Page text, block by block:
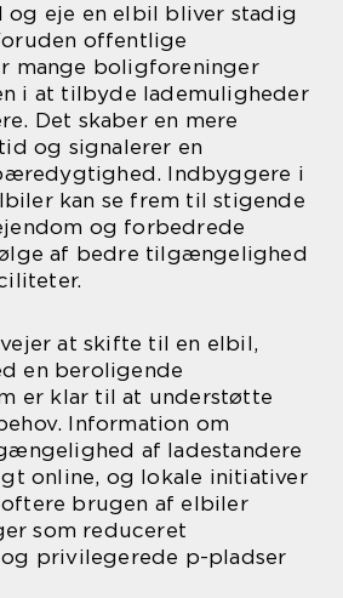
eje en elbil bliver stadig
offentlige
mange boligforeninger
i at tilbyde lademuligheder
Det skaber en mere
og signalerer en
Indbyggere i
kan se frem til stigende
og forbedrede
af bedre tilgængelighed
at skifte til en elbil,
en beroligende
er klar til at understøtte
Information om
af ladestandere
online, og lokale initiativer
brugen af elbiler
som reduceret
privilegerede p-pladser